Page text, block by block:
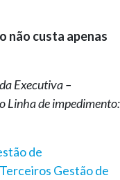
não custa apenas
Executiva –
Linha de impedimento:
de
Gestão de